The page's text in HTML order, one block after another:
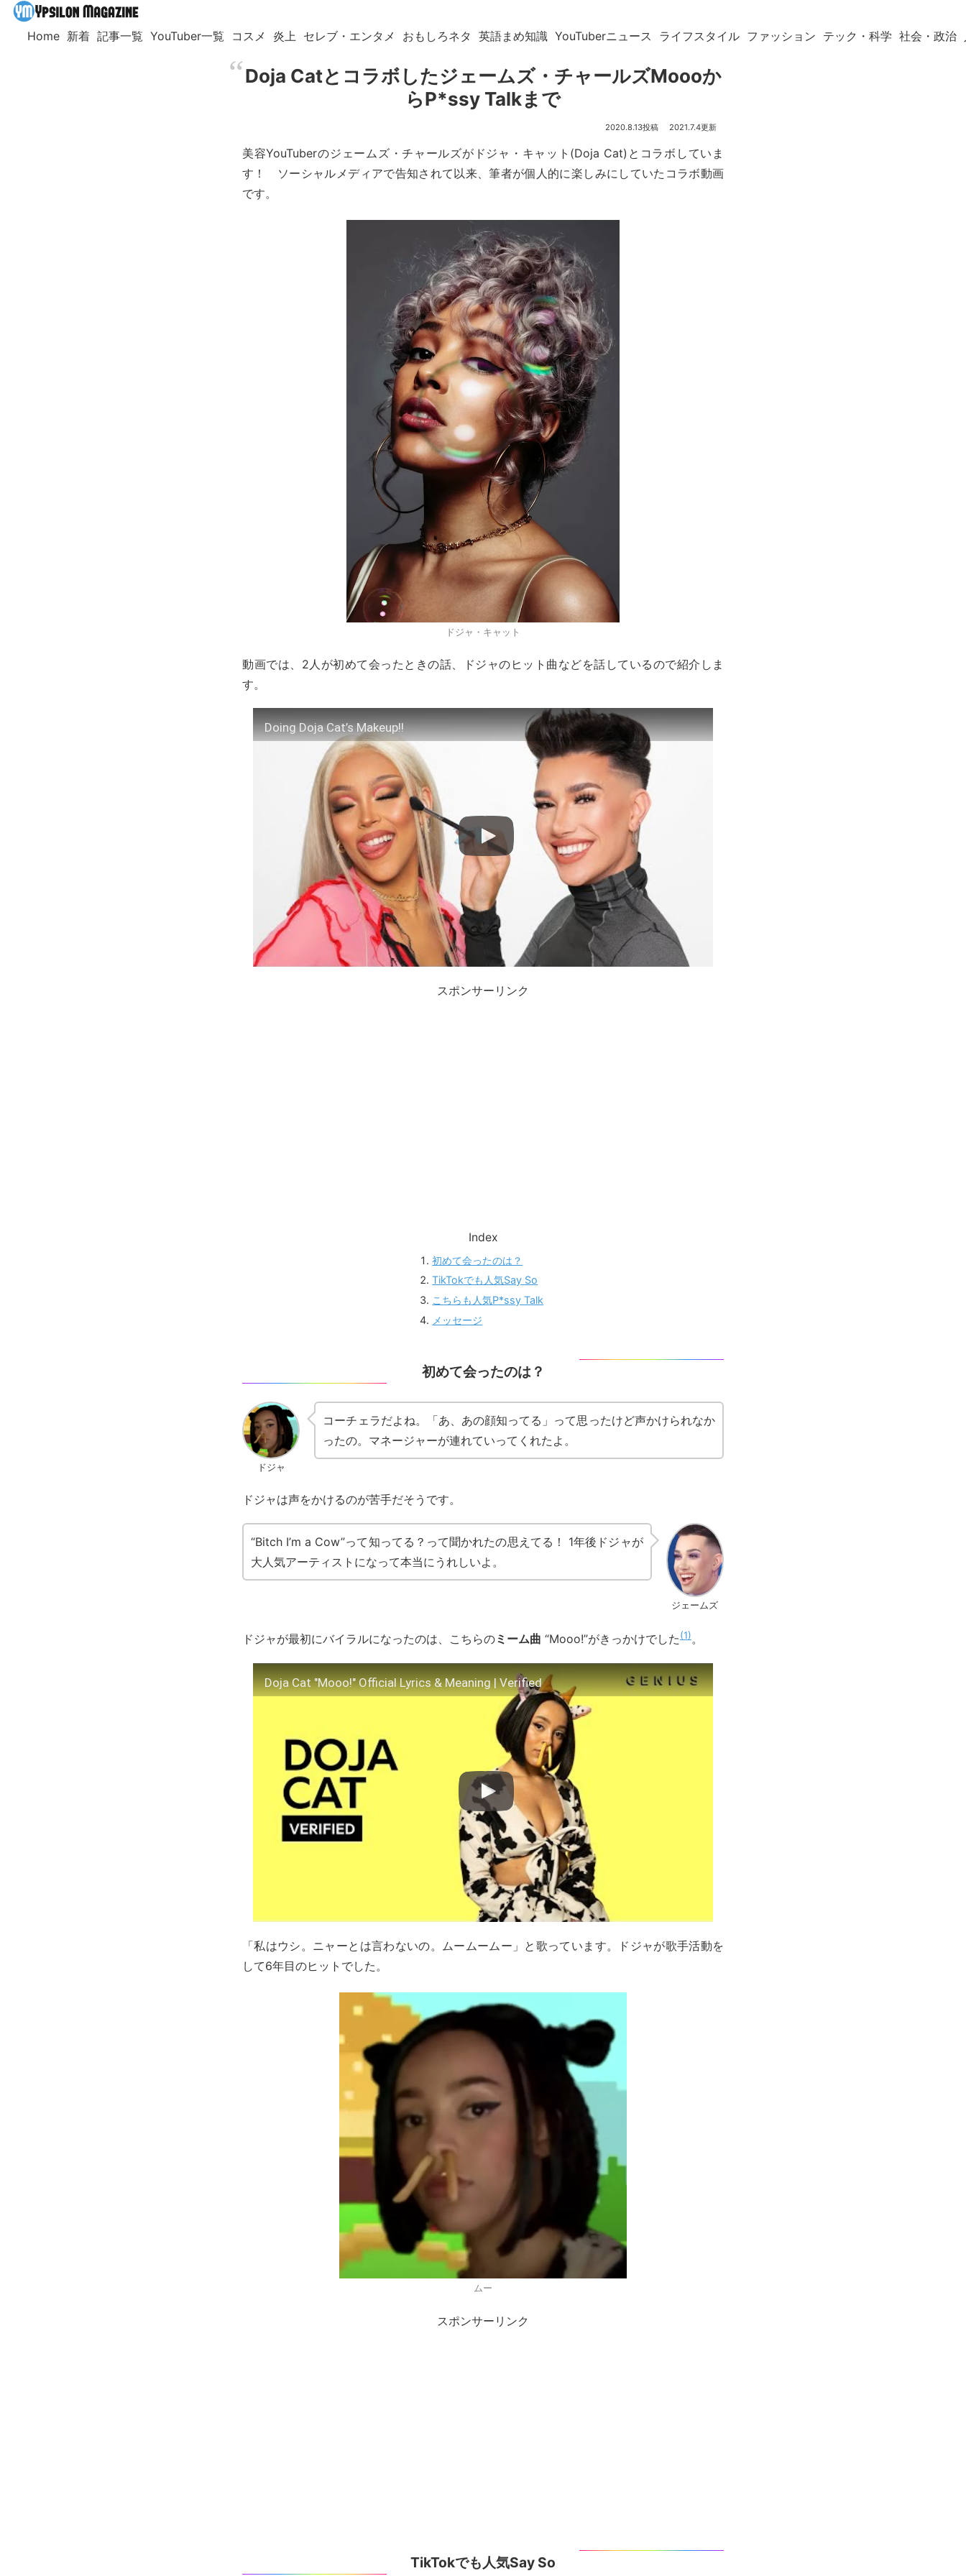
Home 新着 記事一覧 YouTuber一覧 コスメ 炎上 セレブ・エンタメ おもしろネタ 英語まめ知識 YouTuberニュース ライフスタイル ファッション テック・科学 社会・政治
Doja Catとコラボしたジェームズ・チャールズMoooか
らP*ssy Talkまで
2020.8.13 2021.7.4
美容YouTuberのジェームズ・チャールズがドジャ・キャット(Doja Cat)とコラボしていま
す！ ソーシャルメディアで告知されて以来、筆者が個人的に楽しみにしていたコラボ動画
です。
ドジャ・キャット
動画では、2人が初めて会ったときの話、ドジャのヒット曲などを話しているので紹介しま
す。
Doing Doja Cat’s Makeup!!
スポンサーリンク
Index
初めて会ったのは？
TikTokでも人気Say So
こちらも人気P*ssy Talk
メッセージ
初めて会ったのは？
ドジャ
コーチェラだよね。「あ、あの顔知ってる」って思ったけど声かけられなか
ったの。マネージャーが連れていってくれたよ。
ドジャは声をかけるのが苦手だそうです。
ジェームズ
“Bitch I’m a Cow”って知ってる？って聞かれたの思えてる！ 1年後ドジャが
大人気アーティストになって本当にうれしいよ。
ドジャが最初にバイラルになったのは、こちらのミーム曲 “Mooo!”がきっかけでした 1 。
Doja Cat "Mooo!" Official Lyrics & Meaning | Verified
「私はウシ。ニャーとは言わないの。ムームームー」と歌っています。ドジャが歌手活動を
して6年目のヒットでした。
ムー
スポンサーリンク
TikTokでも人気Say So